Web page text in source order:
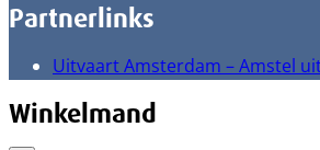
Partnerlinks
Uitvaart Amsterdam – Amstel
Winkelmand